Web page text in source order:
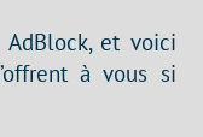
AdBlock, et voici
à vous si